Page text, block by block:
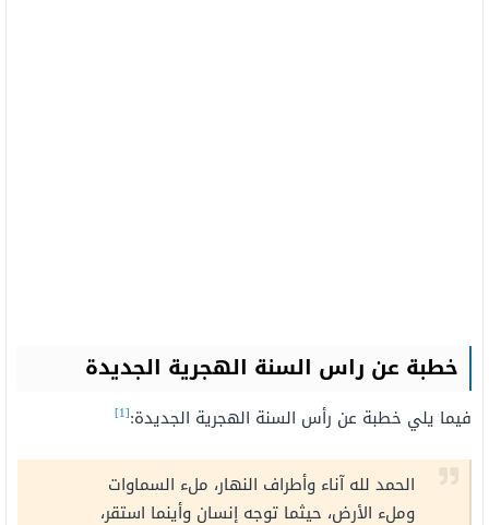
خطبة عن راس السنة الهجرية الجديدة
فيما يلي خطبة عن رأس السنة الهجرية الجديدة:[1]
الحمد لله آناء وأطراف النهار، ملء السماوات
وملء الأرض، حيثما توجه إنسان وأينما استقر،